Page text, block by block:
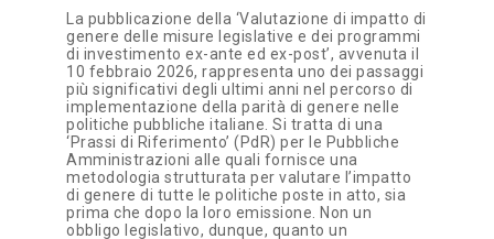
La pubblicazione della ‘Valutazione di impatto di
genere delle misure legislative e dei programmi
di investimento ex-ante ed ex-post’, avvenuta il
10 febbraio 2026, rappresenta uno dei passaggi
più significativi degli ultimi anni nel percorso di
implementazione della parità di genere nelle
politiche pubbliche italiane. Si tratta di una
‘Prassi di Riferimento’ (PdR) per le Pubbliche
Amministrazioni alle quali fornisce una
metodologia strutturata per valutare l’impatto
di genere di tutte le politiche poste in atto, sia
prima che dopo la loro emissione. Non un
obbligo legislativo, dunque, quanto un